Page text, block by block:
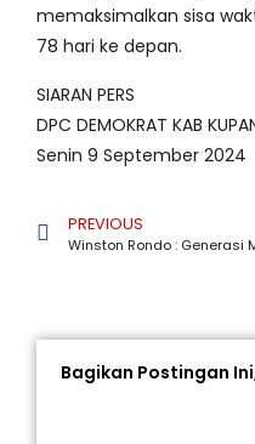
memaksimalkan sisa
78 hari ke depan.
SIARAN PERS
DPC DEMOKRAT KAB
Senin 9 September 2024
PREVIOUS
Bagikan Postingan